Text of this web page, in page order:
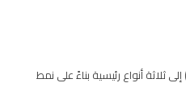
تصنف متلازمة القولون العصبي (IBS) إلى ثلاثة أنواع رئيسية بناءً على نمط